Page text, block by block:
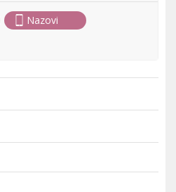
Nazovi